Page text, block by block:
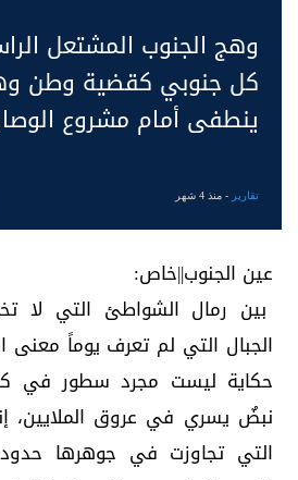
وهج الجنوب المشتعل
كل جنوبي كقضية وطن
ينطفى أمام مشروع
تقارير - منذ 4 شهر
عين الجنوب||خاص:
بين رمال الشواطئ التي لا
الجبال التي لم تعرف يوماً معنى
حكاية ليست مجرد سطور في
نبضٌ يسري في عروق الملايين،
التي تجاوزت في جوهرها حدود